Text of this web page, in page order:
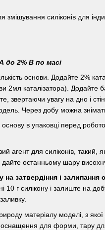
силіконів для
до 2% В по масі
основи. Додайте 2%
каталізатора). Додайте
звертаючи увагу на дно і
Через добу можна
в упаковці перед
агент для силіконів, такий,
останньому шару
затвердіння і залипання
10 г силікону і залиште на
матеріалу моделі, з
оснащення для форми, тару